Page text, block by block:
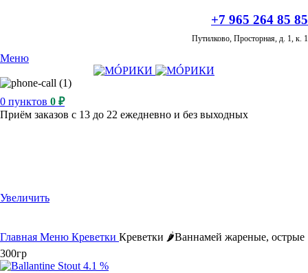
+7 965 264 85 85
Путилково, Просторная, д. 1, к. 1
Меню
0 пунктов 0 ₽
Приём заказов с 13 до 22 ежедневно и без выходных
Увеличить
Главная Меню Креветки Креветки 🌶️Ваннамей жареные, острые
300гр